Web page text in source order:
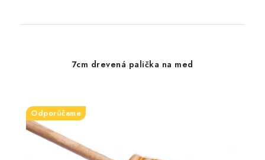
7cm drevená palička na med
Odporúčame